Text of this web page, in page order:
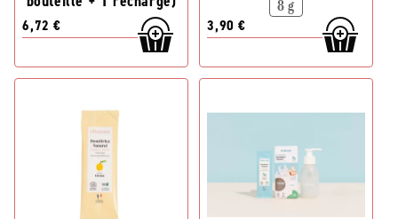
6,72 €
8 g
3,90 €